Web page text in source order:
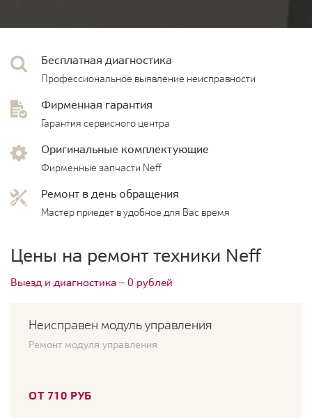
Бесплатная диагностика
Профессиональное выявление неисправности
Фирменная гарантия
Гарантия сервисного центра
Оригинальные комплектующие
Фирменные запчасти Neff
Ремонт в день обращения
Мастер приедет в удобное для Вас время
Цены на ремонт техники Neff
Выезд и диагностика — 0 рублей
Неисправен модуль управления
Ремонт модуля управления
ОТ 710 РУБ